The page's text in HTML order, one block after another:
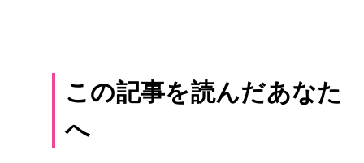
この記事を読んだあなた
へ